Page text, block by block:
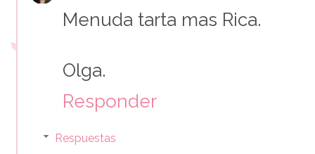
Menuda tarta mas Rica.
Olga.
Responder
Respuestas